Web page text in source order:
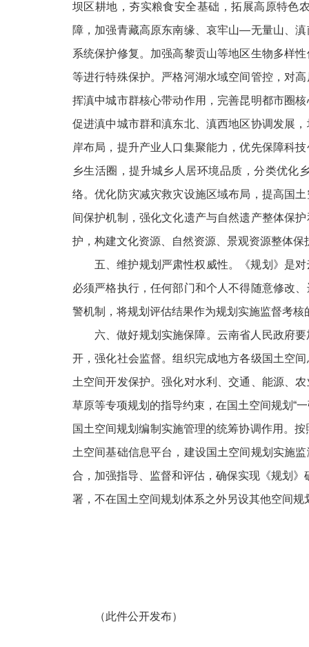
坝区耕地，夯实粮食安全基础，拓展高原特色
障，加强青藏高原东南缘、哀牢山—无量山、
系统保护修复。加强高黎贡山等地区生物多样
等进行特殊保护。严格河湖水域空间管控，对
挥滇中城市群核心带动作用，完善昆明都市圈
促进滇中城市群和滇东北、滇西地区协调发展
岸布局，提升产业人口集聚能力，优先保障科
乡生活圈，提升城乡人居环境品质，分类优化
络。优化防灾减灾救灾设施区域布局，提高国
间保护机制，强化文化遗产与自然遗产整体保
护，构建文化资源、自然资源、景观资源整体保
五、维护规划严肃性权威性。《规划》是
必须严格执行，任何部门和个人不得随意修改
警机制，将规划评估结果作为规划实施监督考
六、做好规划实施保障。云南省人民政府
开，强化社会监督。组织完成地方各级国土空
土空间开发保护。强化对水利、交通、能源、
草原等专项规划的指导约束，在国土空间规划“
国土空间规划编制实施管理的统筹协调作用。
土空间基础信息平台，建设国土空间规划实施
合，加强指导、监督和评估，确保实现《规划
署，不在国土空间规划体系之外另设其他空间
（此件公开发布）